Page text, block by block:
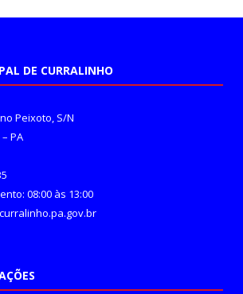
DE CURRALINHO
Peixoto, S/N
PA
08:00 às 13:00